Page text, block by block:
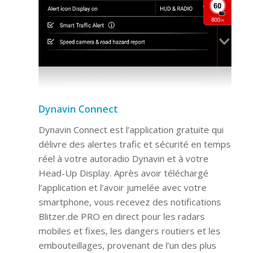
Dynavin Connect
Dynavin Connect est l’application gratuite qui
délivre des alertes trafic et sécurité en temps
réel à votre autoradio Dynavin et à votre
Head-Up Display. Après avoir téléchargé
l’application et l’avoir jumelée avec votre
smartphone, vous recevez des notifications
Blitzer.de PRO en direct pour les radars
mobiles et fixes, les dangers routiers et les
embouteillages, provenant de l’un des plus